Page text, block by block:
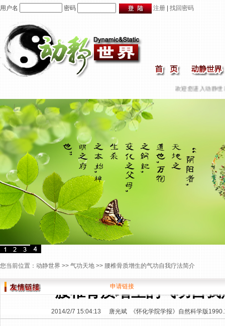
用户名 密码 注册 找回密码
欢迎您进入动静世界
您当前位置： 动静世界 >> 气功天地 >> 腰椎骨质增生的气功自我疗法简介
腰椎骨质增生的气功自
2014/2/7 15:04:13 唐光斌 《怀化学院学报》自然科学版
申请链接